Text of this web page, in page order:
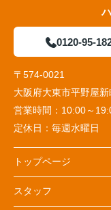
0120-95-
〒574-0021
大阪府大東市平野屋
営業時間： 10:00～
定休日： 毎週水曜日
トップページ
スタッフ